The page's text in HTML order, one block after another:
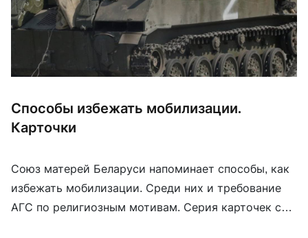
Способы избежать мобилизации.
Карточки
Союз матерей Беларуси напоминает способы, как
избежать мобилизации. Среди них и требование
АГС по религиозным мотивам. Серия карточек с